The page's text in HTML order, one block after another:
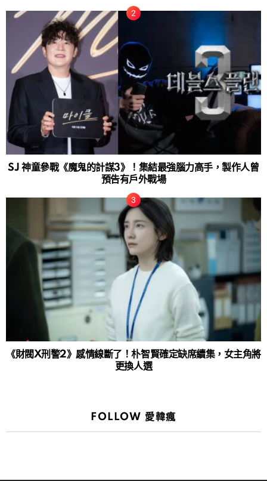
SJ 神童參戰《魔鬼的計謀3》！集結最強腦力高手，製作人曾
預告有戶外戰場
《財閥X刑警2》感情線斷了！朴智賢確定缺席續集，女主角將
更換人選
FOLLOW 愛韓瘋